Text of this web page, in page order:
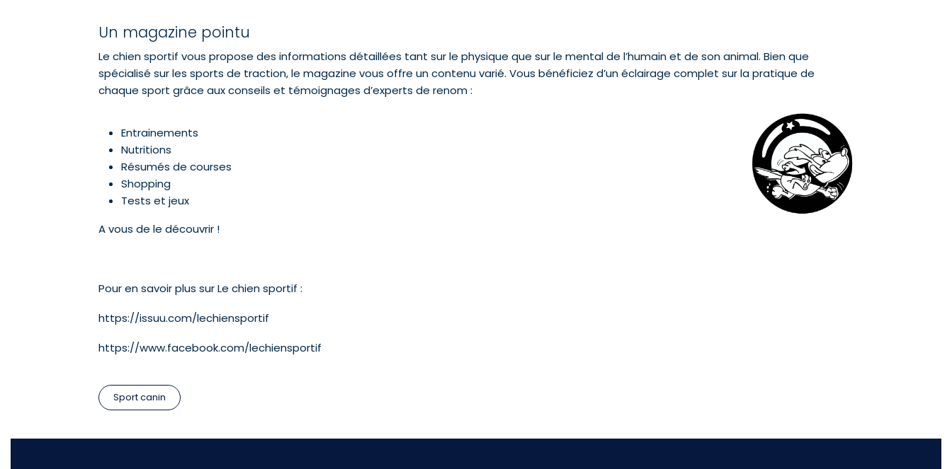
Un magazine pointu
Le chien sportif vous propose des informations détaillées tant sur le physique que sur le mental de l’humain et de son animal. Bien que
spécialisé sur les sports de traction, le magazine vous offre un contenu varié. Vous bénéficiez d’un éclairage complet sur la pratique de
chaque sport grâce aux conseils et témoignages d’experts de renom :
Entrainements
Nutritions
Résumés de courses
Shopping
Tests et jeux
A vous de le découvrir !
Pour en savoir plus sur Le chien sportif :
https://issuu.com/lechiensportif
https://www.facebook.com/lechiensportif
Sport canin